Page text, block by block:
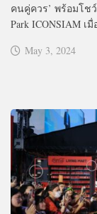
คนคู่ควร’ พร้อมโช
Park ICONSIAM เ
May 3, 2024